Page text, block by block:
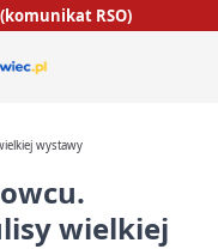
RSO)
wystawy
wielkiej